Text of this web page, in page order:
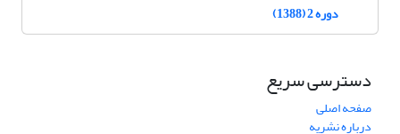
دوره 2 (1388)
دسترسی سریع
صفحه اصلی
درباره نشریه